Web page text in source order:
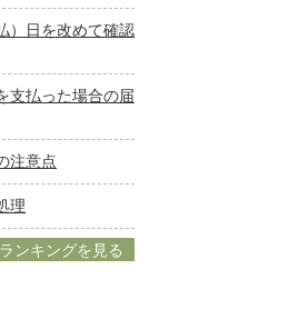
）日を改めて確認
支払った場合の届
注意点
理
ランキングを見る